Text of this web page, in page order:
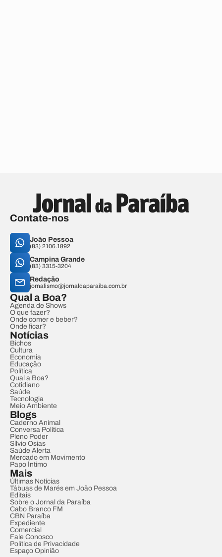
Contate-nos
João Pessoa
(83) 2106.1892
Campina Grande
(83) 3315-3204
Redação
jornalismo@jornaldaparaiba.com.br
Qual a Boa?
Agenda de Shows
O que fazer?
Onde comer e beber?
Onde ficar?
Notícias
Bichos
Cultura
Economia
Educação
Política
Qual a Boa?
Cotidiano
Saúde
Tecnologia
Meio Ambiente
Blogs
Caderno Animal
Conversa Política
Pleno Poder
Sílvio Osias
Saúde Alerta
Mercado em Movimento
Papo Íntimo
Mais
Últimas Notícias
Tábuas de Marés em João Pessoa
Editais
Sobre o Jornal da Paraíba
Cabo Branco FM
CBN Paraíba
Expediente
Comercial
Fale Conosco
Política de Privacidade
Espaço Opinião